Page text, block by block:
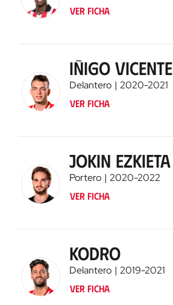
Ver ficha
Iñigo Vicente
Delantero 2020-2021
Ver ficha
Jokin Ezkieta
Portero 2020-2022
Ver ficha
Kodro
Delantero 2019-2021
Ver ficha